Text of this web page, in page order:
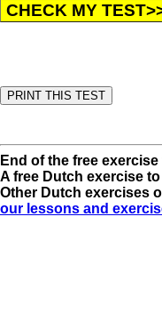
End of the free
A free Dutch exercise
Other Dutch exercises
our lessons and